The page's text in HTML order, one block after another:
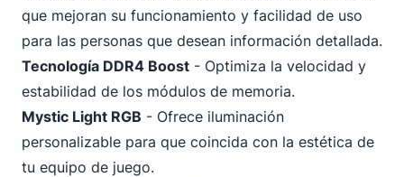
que mejoran su funcionamiento y facilidad de uso
para las personas que desean información detallada.
Tecnología DDR4 Boost - Optimiza la velocidad y
estabilidad de los módulos de memoria.
Mystic Light RGB - Ofrece iluminación
personalizable para que coincida con la estética de
tu equipo de juego.